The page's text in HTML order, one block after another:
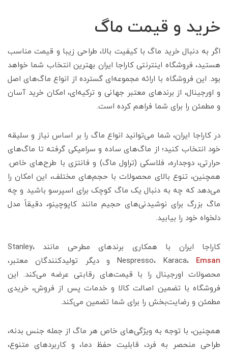
خرید و قیمت ماگ
اگر به دنبال خرید ماگ با کیفیت بالا، طراحی زیبا و قیمت مناسب
هستید، فروشگاه اینترنتی کاراجا ایران بهترین انتخاب شما خواهد
بود. این فروشگاه با ارائه مجموعه‌ای گسترده از انواع ماگ‌های اصل
و اورجینال، از برندهای معتبر جهانی و ترکیه‌ای، امکان خرید آسان
و مطمئن را برای شما فراهم کرده است.
در کاراجا ایران، شما می‌توانید انواع ماگ را بر اساس نیاز و سلیقه
خود انتخاب کنید؛ از ماگ‌های ساده و سرامیکی گرفته تا ماگ‌های
حرارتی، دوجداره، فلاسکی (تراول ماگ) و فانتزی با طرح‌های خاص.
همچنین، تنوع بالای محصولات با حجم‌های مختلف، این امکان را
می‌دهد که چه به دنبال یک ماگ کوچک برای اسپرسو باشید و چه
ماگ بزرگ برای نوشیدنی‌های حجیم مانند کاپوچینو، دقیقاً مدل
دلخواه خود را بیابید.
کاراجا ایران با همکاری برندهای مطرحی مانند Stanley،
Nespresso، Karaca، Emsan
و دیگر تولیدکنندگان معتبر،
محصولات اورجینال را با قیمت‌های رقابتی عرضه می‌کند. این
فروشگاه با تضمین اصالت کالا و خدمات پس از فروش، خریدی
مطمئن و رضایت‌بخش را برای شما تضمین می‌کند.
همچنین، با توجه به ویژگی‌های خاص هر ماگ از جمله جنس بدنه،
طراحی منحصر به فرد، قابلیت حفظ دما، و کاربردهای متنوع،